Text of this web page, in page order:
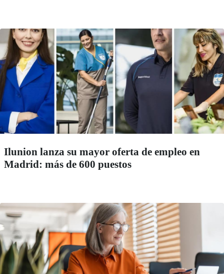
Ilunion lanza su mayor oferta de empleo en
Madrid: más de 600 puestos